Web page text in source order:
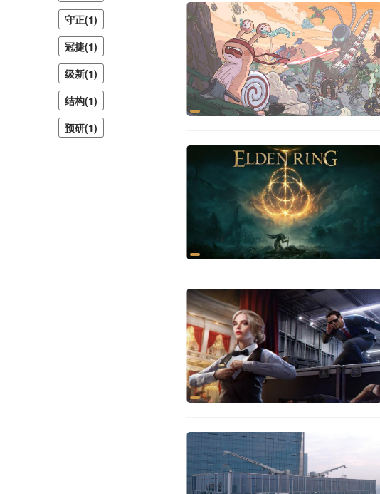
守正(1)
冠捷(1)
级新(1)
结构(1)
预研(1)